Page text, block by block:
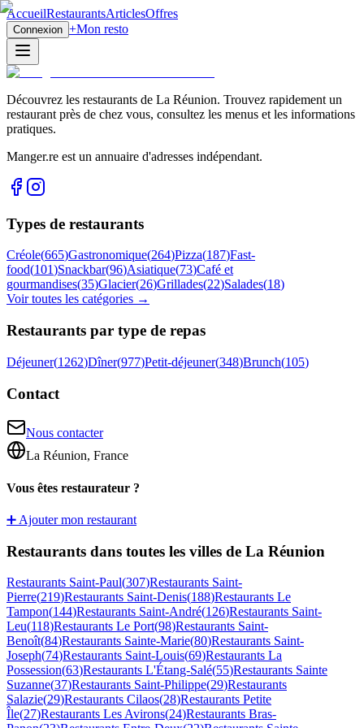
AccueilRestaurantsArticlesOffres
Connexion +Mon resto
Découvrez les restaurants de La Réunion. Trouvez rapidement un
restaurant près de chez vous, consultez les menus et les informations
pratiques.
Manger.re est un annuaire d'adresses indépendant.
Types de restaurants
Créole(665)Gastronomique(264)Pizza(187)Fast-
food(101)Snackbar(96)Asiatique(73)Café et
gourmandises(35)Glacier(26)Grillades(22)Salades(18)
Voir toutes les catégories →
Restaurants par type de repas
Déjeuner(1262)Dîner(977)Petit-déjeuner(348)Brunch(105)
Contact
Nous contacter
La Réunion, France
Vous êtes restaurateur ?
➕ Ajouter mon restaurant
Restaurants dans toutes les villes de La Réunion
Restaurants Saint-Paul(307)Restaurants Saint-
Pierre(219)Restaurants Saint-Denis(188)Restaurants Le
Tampon(144)Restaurants Saint-André(126)Restaurants Saint-
Leu(118)Restaurants Le Port(98)Restaurants Saint-
Benoît(84)Restaurants Sainte-Marie(80)Restaurants Saint-
Joseph(74)Restaurants Saint-Louis(69)Restaurants La
Possession(63)Restaurants L'Étang-Salé(55)Restaurants Sainte
Suzanne(37)Restaurants Saint-Philippe(29)Restaurants
Salazie(29)Restaurants Cilaos(28)Restaurants Petite
Île(27)Restaurants Les Avirons(24)Restaurants Bras-